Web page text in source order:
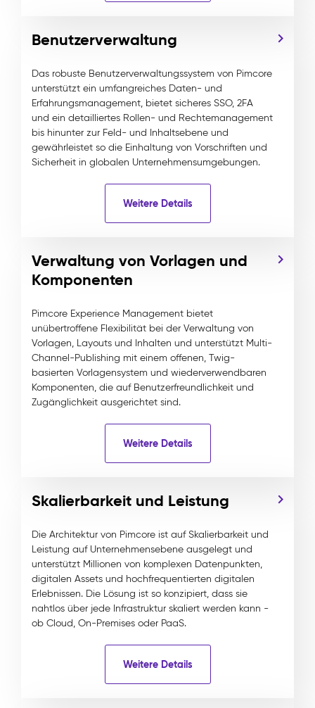
Benutzerverwaltung
Das robuste Benutzerverwaltungssystem von Pimcore
unterstützt ein umfangreiches Daten- und
Erfahrungsmanagement, bietet sicheres SSO, 2FA
und ein detailliertes Rollen- und Rechtemanagement
bis hinunter zur Feld- und Inhaltsebene und
gewährleistet so die Einhaltung von Vorschriften und
Sicherheit in globalen Unternehmensumgebungen.
Weitere Details
Verwaltung von Vorlagen und
Komponenten
Pimcore Experience Management bietet
unübertroffene Flexibilität bei der Verwaltung von
Vorlagen, Layouts und Inhalten und unterstützt Multi-
Channel-Publishing mit einem offenen, Twig-
basierten Vorlagensystem und wiederverwendbaren
Komponenten, die auf Benutzerfreundlichkeit und
Zugänglichkeit ausgerichtet sind.
Weitere Details
Skalierbarkeit und Leistung
Die Architektur von Pimcore ist auf Skalierbarkeit und
Leistung auf Unternehmensebene ausgelegt und
unterstützt Millionen von komplexen Datenpunkten,
digitalen Assets und hochfrequentierten digitalen
Erlebnissen. Die Lösung ist so konzipiert, dass sie
nahtlos über jede Infrastruktur skaliert werden kann -
ob Cloud, On-Premises oder PaaS.
Weitere Details